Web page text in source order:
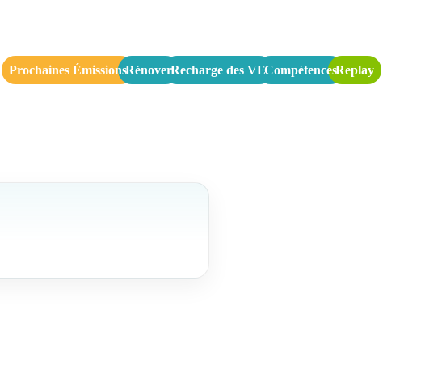
Prochaines ÉmissionsRénoverRecharge des VECompétencesReplay